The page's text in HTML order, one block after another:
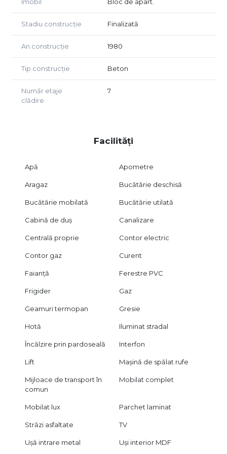
Stadiu construcție Finalizată
An construcție 1980
Tip construcție Beton
Număr etaje
clădire
7
Facilități
Apă Apometre
Aragaz Bucătărie deschisă
Bucătărie mobilată Bucătărie utilată
Cabină de duș Canalizare
Centrală proprie Contor electric
Contor gaz Curent
Faianță Ferestre PVC
Frigider Gaz
Geamuri termopan Gresie
Hotă Iluminat stradal
Încălzire prin pardoseală Interfon
Lift Mașină de spălat rufe
Mijloace de transport în
comun
Mobilat complet
Mobilat lux Parchet laminat
Străzi asfaltate TV
Ușă intrare metal Uși interior MDF